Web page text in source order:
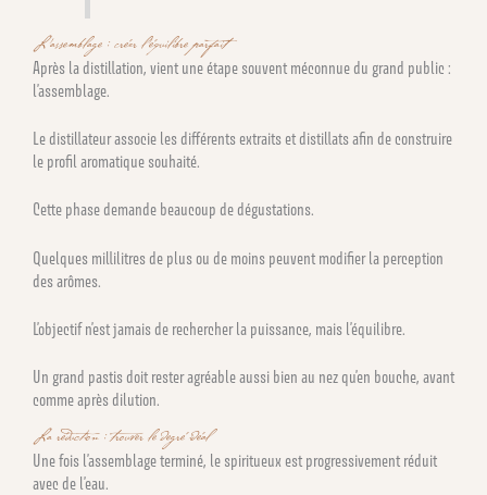
L’assemblage : créer l’équilibre parfait
Après la distillation, vient une étape souvent méconnue du grand public :
l’assemblage.
Le distillateur associe les différents extraits et distillats afin de construire
le profil aromatique souhaité.
Cette phase demande beaucoup de dégustations.
Quelques millilitres de plus ou de moins peuvent modifier la perception
des arômes.
L’objectif n’est jamais de rechercher la puissance, mais l’équilibre.
Un grand pastis doit rester agréable aussi bien au nez qu’en bouche, avant
comme après dilution.
La réduction : trouver le degré idéal
Une fois l’assemblage terminé, le spiritueux est progressivement réduit
avec de l’eau.